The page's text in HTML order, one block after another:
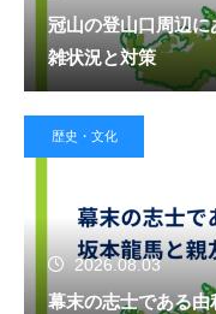
冠山の登山口周辺
雑状況と対策
歴史・文化
2026.08.03
幕末の志士である